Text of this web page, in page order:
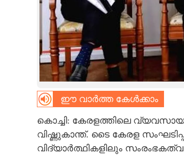
CARTOONS
LITERATURE
ഈ വാർത്ത കേൾക്കാം
കൊച്ചി: കേരളത്തിലെ
വിഷ്ണുകാന്ത്. ടൈ കേരള
വിദ്യാർത്ഥികളിലും